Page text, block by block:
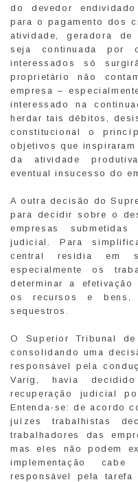
do devedor
para o pagamento dos
atividade, geradora de
seja continuada por
interessados só
proprietário não
empresa –
interessado na
herdar tais débitos,
constitucional o
objetivos que
da atividade
eventual insucesso do
A outra decisão do
para decidir sobre o
empresas
judicial. Para
central residia em
especialmente os
determinar a
os recursos e bens,
sequestros.
O Superior Tribunal
consolidando uma
responsável pela
Varig, havia
recuperação judicial
Entenda-se: de acordo
juízes trabalhistas
trabalhadores das
mas eles não podem
implementação
responsável pela